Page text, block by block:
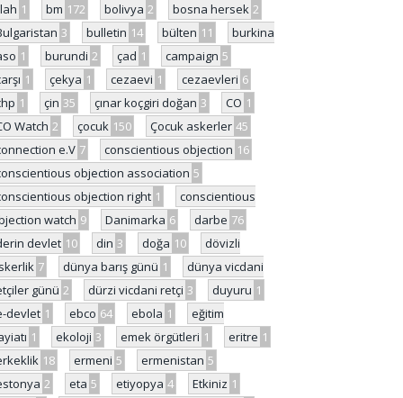
1 bm 172 bolivya 2 bosna hersek 2
3 bulletin 14 bülten 11
burkina
1 burundi 2 çad 1 campaign 5
1 çekya 1 cezaevi 1 cezaevleri 6
1 çin 35 çınar koçgiri doğan 3 CO 1
Watch 2 çocuk 150 Çocuk askerler 45
e.V 7 conscientious objection 16
objection association 5
objection right 1
conscientious
watch 9 Danimarka 6 darbe 76
devlet 10 din 3 doğa 10
dövizli
7 dünya barış günü 1
dünya vicdani
günü 2 dürzi vicdani retçi 3 duyuru 1
devlet 1 ebco 64 ebola 1
eğitim
1 ekoloji 3 emek örgütleri 1 eritre 1
18 ermeni 5 ermenistan 5
2 eta 5 etiyopya 4 Etkiniz 1